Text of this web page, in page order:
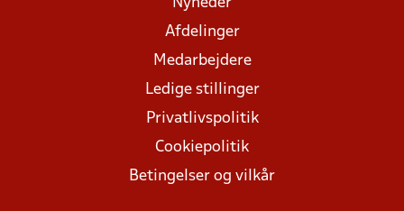
Nyheder
Afdelinger
Medarbejdere
Ledige stillinger
Privatlivspolitik
Cookiepolitik
Betingelser og vilkår